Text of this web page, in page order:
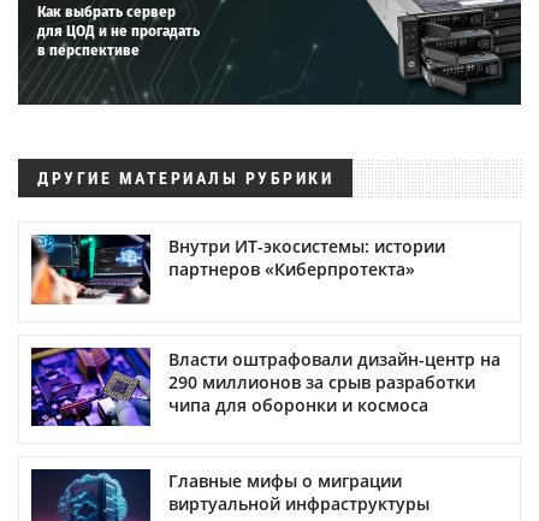
Как выбрать сервер
для ЦОД и не прогадать
в перспективе
ДРУГИЕ МАТЕРИАЛЫ РУБРИКИ
Внутри ИТ-экосистемы: истории
партнеров «Киберпротекта»
Власти оштрафовали дизайн-центр на
290 миллионов за срыв разработки
чипа для оборонки и космоса
Главные мифы о миграции
виртуальной инфраструктуры